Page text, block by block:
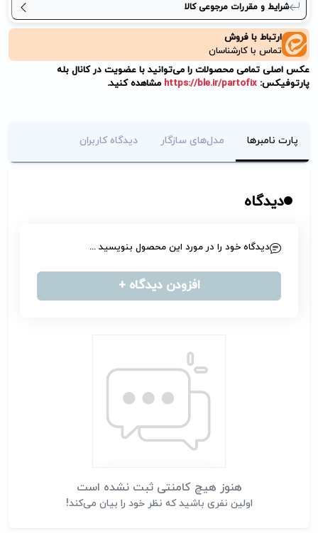
شرایط و مقررات مرجوعی کالا
ارتباط با فروش
تماس با کارشناسان
عکس اصلی تمامی محصولات را می‌توانید با عضویت در کانال بله
پارتوفیکس: https://ble.ir/partofix مشاهده کنید.
پارت نامبرها مدل‌های سازگار دیدگاه کاربران
دیدگاه
هنوز هیچ کامنتی ثبت نشده است
اولین نفری باشید که نظر خود را بیان می‌کند!
دیدگاه خود را در مورد این محصول بنویسید ...
افزودن دیدگاه +